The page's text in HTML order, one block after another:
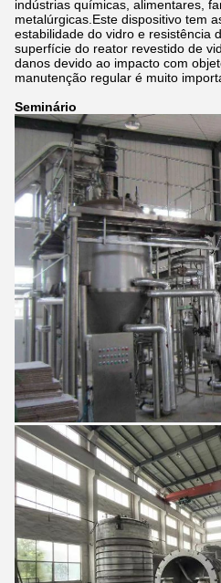
indústrias químicas, alimentares,
metalúrgicas.Este dispositivo tem
estabilidade do vidro e resistência
superfície do reator revestido de
danos devido ao impacto com
manutenção regular é muito
Seminário